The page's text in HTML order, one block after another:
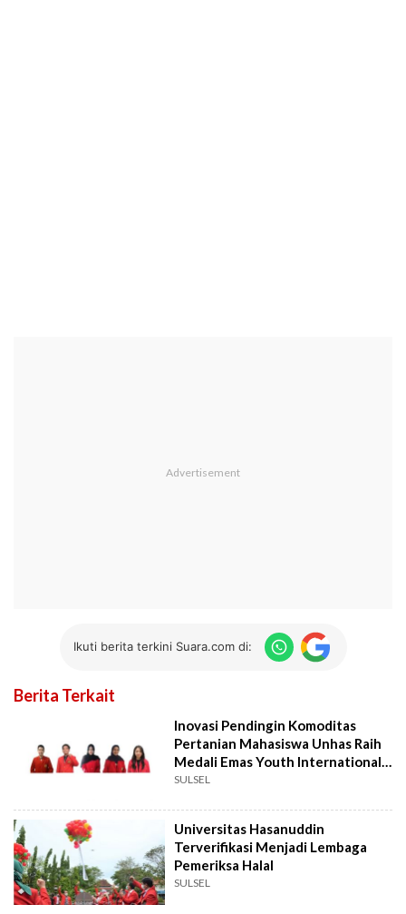
Ikuti berita terkini Suara.com di:
Berita Terkait
Inovasi Pendingin Komoditas
Pertanian Mahasiswa Unhas Raih
Medali Emas Youth International
Science Fair 2022
SULSEL
Universitas Hasanuddin
Terverifikasi Menjadi Lembaga
Pemeriksa Halal
SULSEL